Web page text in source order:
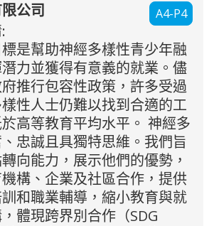
A4-P4
公司
是幫助神經多樣性青少年融
力並獲得有意義的就業。儘
推行包容性政策，許多受過
性人士仍難以找到合適的工
高等教育平均水平。 神經多
忠誠且具獨特思維。我們旨
向能力，展示他們的優勢，
構、企業及社區合作，提供
和職業輔導，縮小教育與就
體現跨界別合作（SDG